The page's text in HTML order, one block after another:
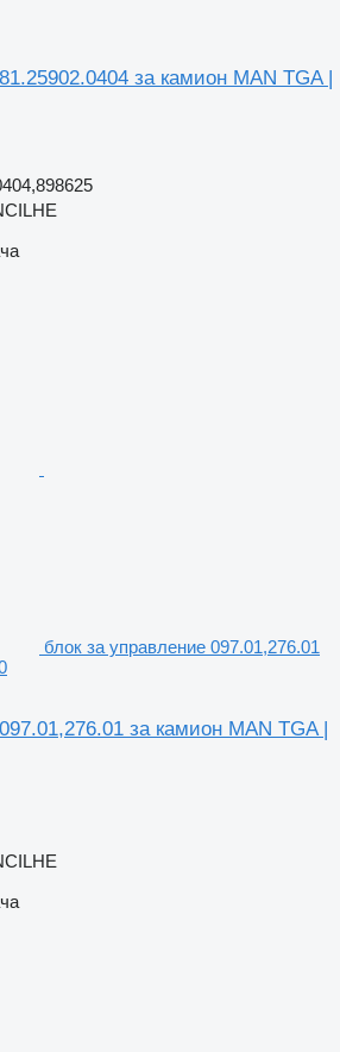
за камион MAN TGA |
блок за управление 097.01,276.01
за камион MAN TGA |